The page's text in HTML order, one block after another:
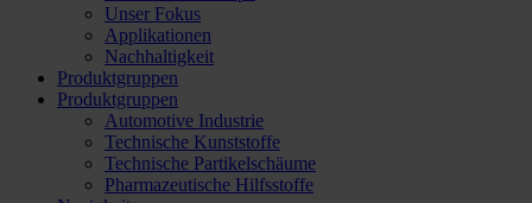
Unser Fokus
Applikationen
Nachhaltigkeit
Produktgruppen
Produktgruppen
Automotive Industrie
Technische Kunststoffe
Technische Partikelschäume
Pharmazeutische Hilfsstoffe